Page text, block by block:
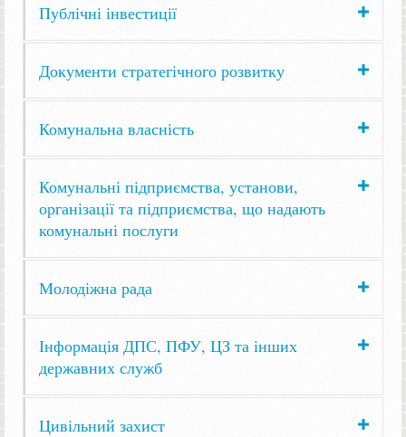
Публічні інвестиції
Документи стратегічного розвитку
Комунальна власність
Комунальні підприємства, установи,
організації та підприємства, що надають
комунальні послуги
Молодіжна рада
Інформація ДПС, ПФУ, ЦЗ та інших
державних служб
Цивільний захист